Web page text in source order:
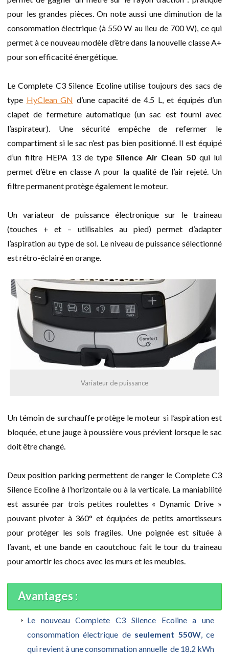
pour les grandes pièces. On note aussi une diminution de la
consommation électrique (à 550 W au lieu de 700 W), ce qui
permet à ce nouveau modèle d’être dans la nouvelle classe A+
pour son efficacité énergétique.
Le Complete C3 Silence Ecoline utilise toujours des sacs de
type HyClean GN d’une capacité de 4.5 L, et équipés d’un
clapet de fermeture automatique (un sac est fourni avec
l’aspirateur). Une sécurité empêche de refermer le
compartiment si le sac n’est pas bien positionné. Il est équipé
d’un filtre HEPA 13 de type Silence Air Clean 50 qui lui
permet d’être en classe A pour la qualité de l’air rejeté. Un
filtre permanent protège également le moteur.
Un variateur de puissance électronique sur le traineau
(touches + et – utilisables au pied) permet d’adapter
l’aspiration au type de sol. Le niveau de puissance sélectionné
est rétro-éclairé en orange.
Variateur de puissance
Un témoin de surchauffe protège le moteur si l’aspiration est
bloquée, et une jauge à poussière vous prévient lorsque le sac
doit être changé.
Deux position parking permettent de ranger le Complete C3
Silence Ecoline à l’horizontale ou à la verticale. La maniabilité
est assurée par trois petites roulettes « Dynamic Drive »
pouvant pivoter à 360° et équipées de petits amortisseurs
pour protéger les sols fragiles. Une poignée est située à
l’avant, et une bande en caoutchouc fait le tour du traineau
pour amortir les chocs avec les murs et les meubles.
Avantages :
Le nouveau Complete C3 Silence Ecoline a une
consommation électrique de seulement 550W, ce
qui revient à une consommation annuelle de 18.2 kWh